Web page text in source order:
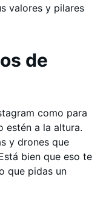
valores y pilares
de
como para
estén a la altura.
y drones que
bien que eso te
que pidas un